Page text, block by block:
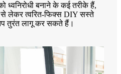
ध्वनिरोधी बनाने के कई तरीके हैं,
लेकर त्वरित-फिक्स DIY सस्ते
तुरंत लागू कर सकते हैं।